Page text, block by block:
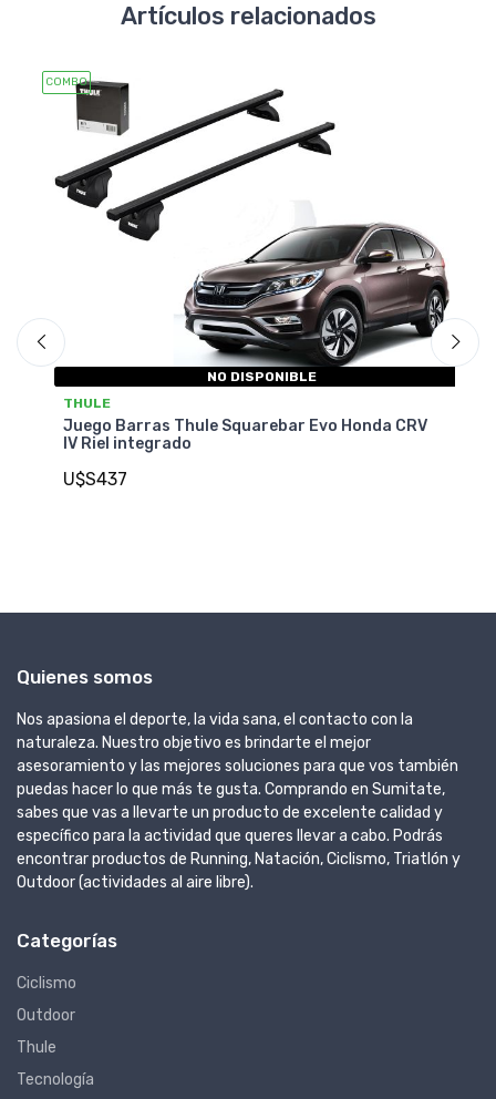
Artículos relacionados
COMBO
NO DISPONIBLE
THULE
Juego Barras Thule Squarebar Evo Honda CRV
IV Riel integrado
U$S437
Quienes somos
Nos apasiona el deporte, la vida sana, el contacto con la
naturaleza. Nuestro objetivo es brindarte el mejor
asesoramiento y las mejores soluciones para que vos también
puedas hacer lo que más te gusta. Comprando en Sumitate,
sabes que vas a llevarte un producto de excelente calidad y
específico para la actividad que queres llevar a cabo. Podrás
encontrar productos de Running, Natación, Ciclismo, Triatlón y
Outdoor (actividades al aire libre).
Categorías
Ciclismo
Outdoor
Thule
Tecnología